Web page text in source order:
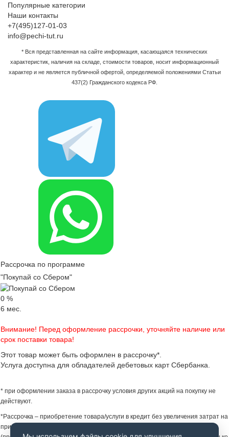
Популярные категории
Наши контакты
+7(495)127-01-03
info@pechi-tut.ru
* Вся представленная на сайте информация, касающаяся технических
характеристик, наличия на складе, стоимости товаров, носит информационный
характер и не является публичной офертой, определяемой положениями Статьи
437(2) Гражданского кодекса РФ.
Рассрочка по программе
"Покупай со Сбером"
0 %
6 мес.
Внимание! Перед оформление рассрочки, уточняйте наличие или
срок поставки товара!
Этот товар может быть оформлен в рассрочку*.
Услуга доступна для обладателей дебетовых карт Сбербанка.
* при оформлении заказа в рассрочку условия других акций на покупку не
действуют.
*Рассрочка – приобретение товара/услуги в кредит без увеличения затрат на
приобретение товара/услуги за счет предоставления Партнером Банка